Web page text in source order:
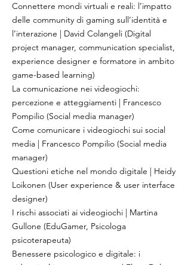
Connettere mondi virtuali e reali: l’impatto
delle community di gaming sull’identità e
l’interazione | David Colangeli (Digital
project manager, communication specialist,
experience designer e formatore in ambito
game-based learning)
La comunicazione nei videogiochi:
percezione e atteggiamenti | Francesco
Pompilio (Social media manager)
Come comunicare i videogiochi sui social
media | Francesco Pompilio (Social media
manager)
Questioni etiche nel mondo digitale | Heidy
Loikonen (User experience & user interface
designer)
I rischi associati ai videogiochi | Martina
Gullone (EduGamer, Psicologa
psicoterapeuta)
Benessere psicologico e digitale: i